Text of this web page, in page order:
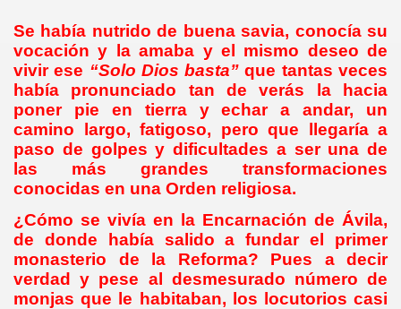
Se había nutrido de buena savia, conocía su
vocación y la amaba y el mismo deseo de
vivir ese “Solo Dios basta”que tantas veces
había pronunciado tan de verás la hacia
poner pie en tierra y echar a andar, un
camino largo, fatigoso, pero que llegaría a
paso de golpes y dificultades a ser una de
las más grandes transformaciones
conocidas en una Orden religiosa.
¿Cómo se vivía en la Encarnación de Ávila,
de donde había salido a fundar el primer
monasterio de la Reforma? Pues a decir
verdad y pese al desmesurado número de
monjas que le habitaban, los locutorios casi